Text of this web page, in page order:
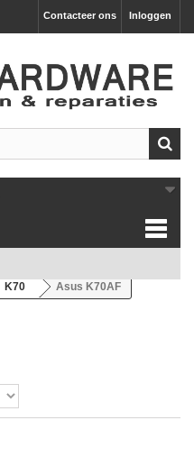
Inloggen
Contacteer ons
K70 Asus K70AF